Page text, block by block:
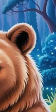
voller
Freundschaft
Ein fesselndes
sanft in den